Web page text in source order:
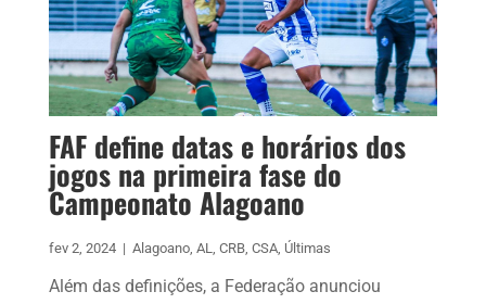
FAF define datas e horários dos
jogos na primeira fase do
Campeonato Alagoano
fev 2, 2024 | Alagoano, AL, CRB, CSA, Últimas
Além das definições, a Federação anunciou